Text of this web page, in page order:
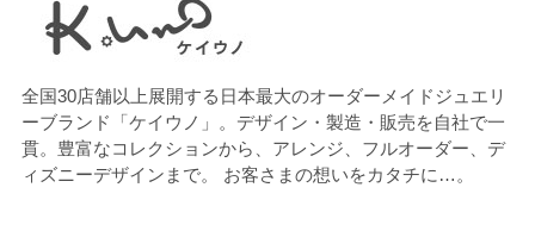
全国30店舗以上展開する日本最大のオーダーメイドジュエリ
ーブランド「ケイウノ」。デザイン・製造・販売を自社で一
貫。豊富なコレクションから、アレンジ、フルオーダー、デ
ィズニーデザインまで。 お客さまの想いをカタチに…。